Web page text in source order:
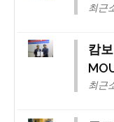
최근
캄
최근